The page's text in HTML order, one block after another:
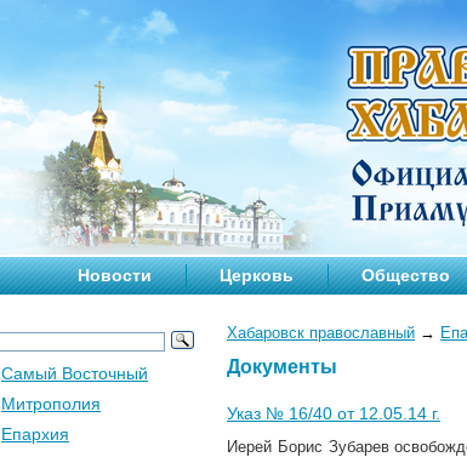
Новости Церковь Общество
Хабаровск православный →
Документы
Указ № 16/40 от 12.05.14 г.
Иерей Борис Зубарев
Самый Восточный
Митрополия
Епархия